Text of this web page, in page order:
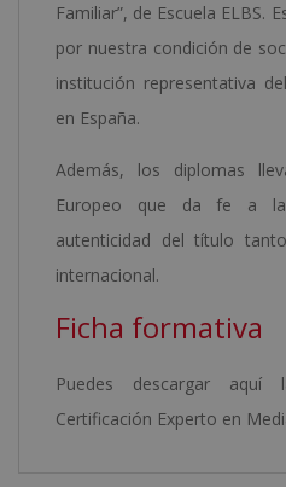
Familiar”, de Escuela ELBS.
por nuestra condición de
institución representativa
en España.
Además, los diplomas
Europeo que da fe a
autenticidad del título
internacional.
Ficha formativa
Puedes descargar aquí
Certificación Experto en